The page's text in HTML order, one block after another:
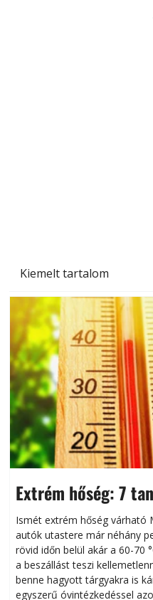
Kiemelt tartalom
Extrém hőség: 7
megóvhatjuk
Ismét extrém hőség várható
autók utastere már néhány
rövid időn belül akár a 60-70
a beszállást teszi
benne hagyott tárgyakra is
egyszerű óvintézkedéssel